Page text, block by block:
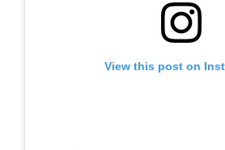
View this post on